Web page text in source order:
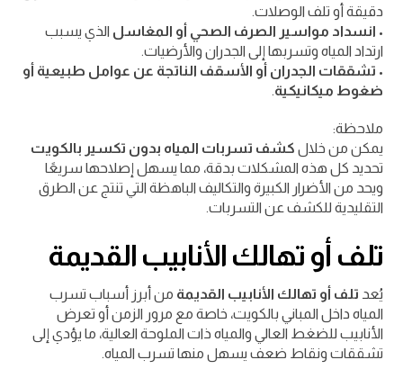
دقيقة أو تلف الوصلات.
• انسداد مواسير الصرف الصحي أو المغاسل الذي يسبب
ارتداد المياه وتسربها إلى الجدران والأرضيات.
• تشققات الجدران أو الأسقف الناتجة عن عوامل طبيعية أو
ضغوط ميكانيكية.
ملاحظة:
يمكن من خلال كشف تسربات المياه بدون تكسير بالكويت
تحديد كل هذه المشكلات بدقة، مما يسهل إصلاحها سريعًا
ويحد من الأضرار الكبيرة والتكاليف الباهظة التي تنتج عن الطرق
التقليدية للكشف عن التسربات.
تلف أو تهالك الأنابيب القديمة
يُعد تلف أو تهالك الأنابيب القديمة من أبرز أسباب تسرب
المياه داخل المباني بالكويت، خاصة مع مرور الزمن أو تعرض
الأنابيب للضغط العالي والمياه ذات الملوحة العالية، ما يؤدي إلى
تشققات ونقاط ضعف يسهل منها تسرب المياه.